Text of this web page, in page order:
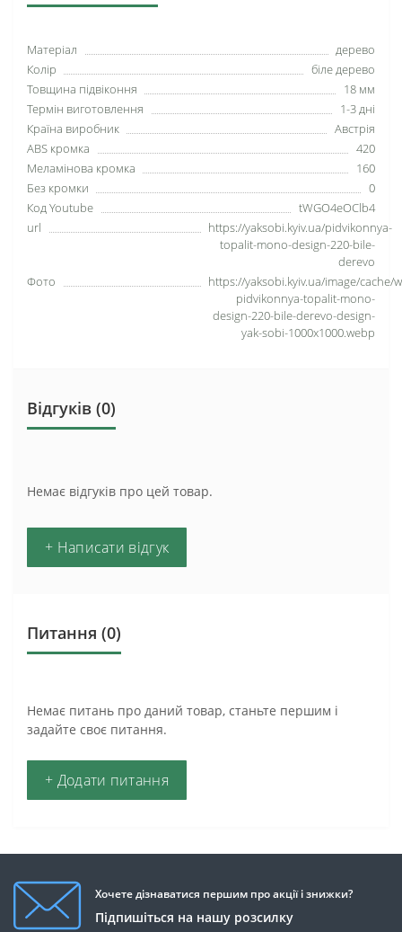
Матеріал
дерево
Колір
біле дерево
Товщина підвіконня
18 мм
Термін виготовлення
1-3 дні
Країна виробник
Австрія
ABS кромка
420
Меламінова кромка
160
Без кромки
0
Код Youtube
tWGO4eOClb4
url
https://yaksobi.kyiv.ua/pidvikonnya-
topalit-mono-design-220-bile-
derevo
Фото
https://yaksobi.kyiv.ua/image/cache/
pidvikonnya-topalit-mono-
design-220-bile-derevo-design-
yak-sobi-1000x1000.webp
Відгуків (0)
Немає відгуків про цей товар.
+ Написати відгук
Питання (0)
Немає питань про даний товар, станьте першим і
задайте своє питання.
+ Додати питання
Хочете дізнаватися першим про акції і знижки?
Підпишіться на нашу розсилку